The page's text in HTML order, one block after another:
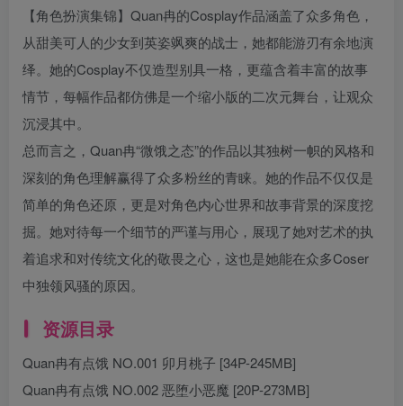
【角色扮演集锦】Quan冉的Cosplay作品涵盖了众多角色，
从甜美可人的少女到英姿飒爽的战士，她都能游刃有余地演
绎。她的Cosplay不仅造型别具一格，更蕴含着丰富的故事
情节，每幅作品都仿佛是一个缩小版的二次元舞台，让观众
沉浸其中。
总而言之，Quan冉“微饿之态”的作品以其独树一帜的风格和
深刻的角色理解赢得了众多粉丝的青睐。她的作品不仅仅是
简单的角色还原，更是对角色内心世界和故事背景的深度挖
掘。她对待每一个细节的严谨与用心，展现了她对艺术的执
着追求和对传统文化的敬畏之心，这也是她能在众多Coser
中独领风骚的原因。
资源目录
Quan冉有点饿 NO.001 卯月桃子 [34P-245MB]
Quan冉有点饿 NO.002 恶堕小恶魔 [20P-273MB]